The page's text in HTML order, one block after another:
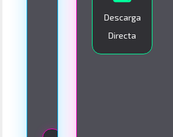
Descarga
Directa